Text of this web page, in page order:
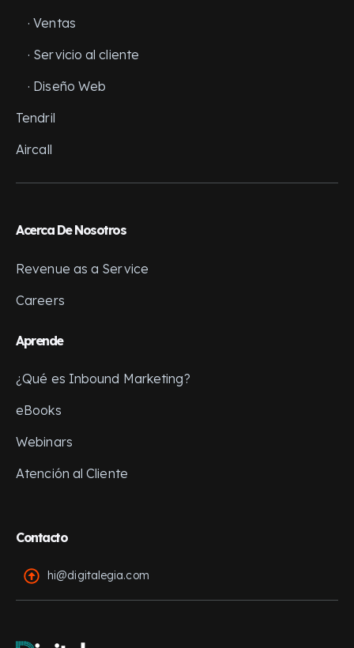
· Ventas
· Servicio al cliente
· Diseño Web
Tendril
Aircall
Acerca De Nosotros
Revenue as a Service
Careers
Aprende
¿Qué es Inbound Marketing?
eBooks
Webinars
Atención al Cliente
Contacto
hi@digitalegia.com